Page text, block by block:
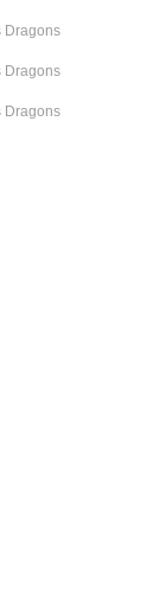
Dragons
Dragons
Dragons